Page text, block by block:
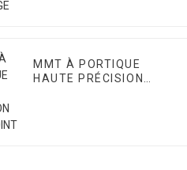
MMT À PORTIQUE
HAUTE PRÉCISION